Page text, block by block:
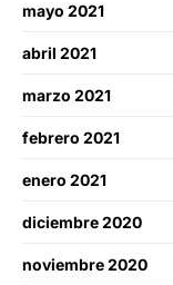
mayo 2021
abril 2021
marzo 2021
febrero 2021
enero 2021
diciembre 2020
noviembre 2020